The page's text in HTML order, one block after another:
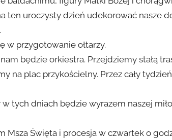
baldachimu, figury Matki Bożej i chorągwi.
ten uroczysty dzień udekorować nasze
w przygotowanie ołtarzy.
będzie orkiestra. Przejdziemy stałą
na plac przykościelny. Przez cały
tych dniach będzie wyrazem naszej